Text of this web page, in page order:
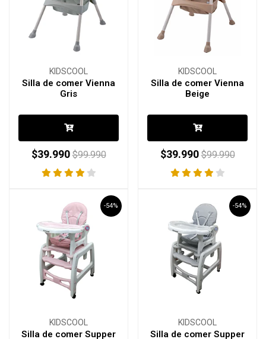
KIDSCOOL
Silla de comer Vienna
Gris
$39.990 $99.990
KIDSCOOL
Silla de comer Vienna
Beige
$39.990 $99.990
-54%
KIDSCOOL
Silla de comer Supper
-54%
KIDSCOOL
Silla de comer Supper